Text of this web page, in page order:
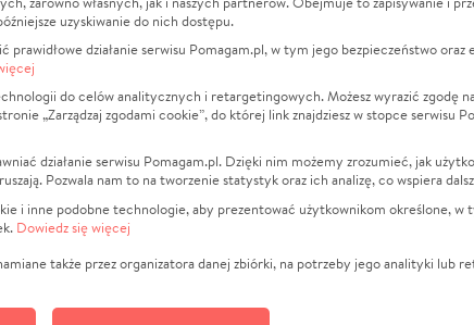
O nas
Opinie
Raporty
Za darmo
Dla NGO
Fundacja Pomagam.pl
Zbieraj na
Leczenie
Zwierzęta
Pożar
Sport
Pomoc Finansowa
Pogrzeb
uzyskiwanie do nich dostępu.
działanie serwisu Pomagam.pl, w tym jego bezpieczeństwo
do celów analitycznych i retargetingowych. Możesz wyrazić zgodę
„Zarządzaj zgodami cookie”, do której link znajdziesz w stopce serwisu
działanie serwisu Pomagam.pl. Dzięki nim możemy zrozumieć, jak
Pozwala nam to na tworzenie statystyk oraz ich analizę, co wspiera
i inne podobne technologie, aby prezentować użytkownikom określone, w
Dowiedz się więcej
także przez organizatora danej zbiórki, na potrzeby jego analityki lub